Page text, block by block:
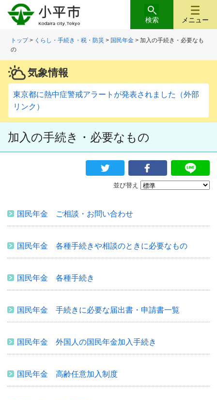
メニュー
検索
トップ> くらし・手続き・税・防災 > 国民年金 > 加入の手続き・必要なも
の
気象情報
東京都に熱中症警戒アラートが発表されました（外部
リンク）
加入の手続き・必要なもの
並び替え
国民年金 ご相談・お問い合わせ
国民年金 各種手続きや相談のときに必要なもの
国民年金 各種手続き
国民年金 手続きに必要な届出書・申請書一覧
国民年金 外国人の国民年金加入手続き
国民年金 高齢任意加入制度